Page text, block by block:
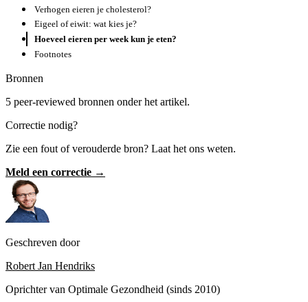
Verhogen eieren je cholesterol?
Eigeel of eiwit: wat kies je?
Hoeveel eieren per week kun je eten?
Footnotes
Bronnen
5 peer-reviewed bronnen onder het artikel.
Correctie nodig?
Zie een fout of verouderde bron? Laat het ons weten.
Meld een correctie →
Geschreven door
Robert Jan Hendriks
Oprichter van Optimale Gezondheid (sinds 2010)